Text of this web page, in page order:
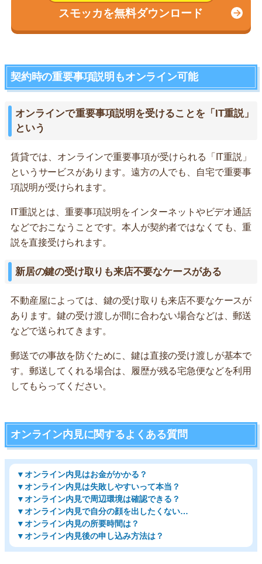
スモッカを無料ダウンロード
契約時の重要事項説明もオンライン可能
オンラインで重要事項説明を受けることを「IT重説」
という
賃貸では、オンラインで重要事項が受けられる「IT重説」
というサービスがあります。遠方の人でも、自宅で重要事
項説明が受けられます。
IT重説とは、重要事項説明をインターネットやビデオ通話
などでおこなうことです。本人が契約者ではなくても、重
説を直接受けられます。
新居の鍵の受け取りも来店不要なケースがある
不動産屋によっては、鍵の受け取りも来店不要なケースが
あります。鍵の受け渡しが間に合わない場合などは、郵送
などで送られてきます。
郵送での事故を防ぐために、鍵は直接の受け渡しが基本で
す。郵送してくれる場合は、履歴が残る宅急便などを利用
してもらってください。
オンライン内見に関するよくある質問
▼オンライン内見はお金がかかる？
▼オンライン内見は失敗しやすいって本当？
▼オンライン内見で周辺環境は確認できる？
▼オンライン内見で自分の顔を出したくない…
▼オンライン内見の所要時間は？
▼オンライン内見後の申し込み方法は？